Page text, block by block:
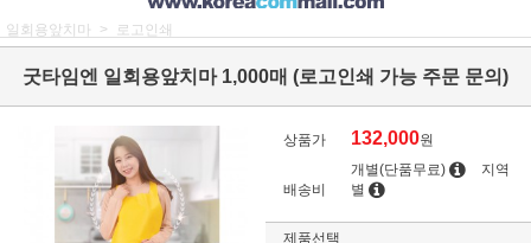
일회용앞치마 로고인쇄
굿타임엔 일회용앞치마 1,000매 (로고인쇄 가능 주문 문의)
상품가 132,000원
배송비
개별(단품무료)
지역
별
제품선택